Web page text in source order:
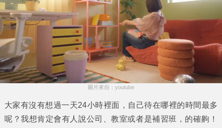
圖片來自：youtube
大家有沒有想過一天24小時裡面，自己待在哪裡的時間最多
呢？我想肯定會有人說公司、教室或者是補習班，的確齁！